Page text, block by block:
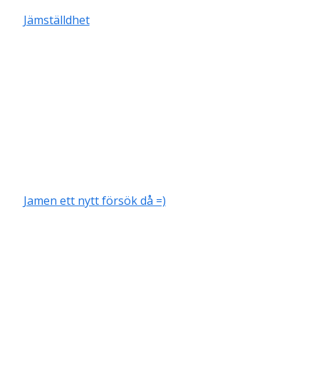
Jämställdhet
Jamen ett nytt försök då =)